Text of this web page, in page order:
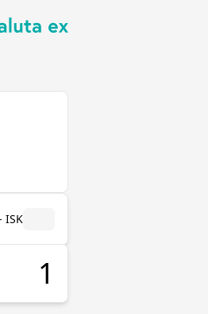
ISK - كرونة أيسلندية